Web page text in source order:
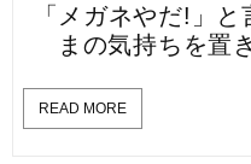
「メガネやだ!」
まの気持ちを置
READ MORE